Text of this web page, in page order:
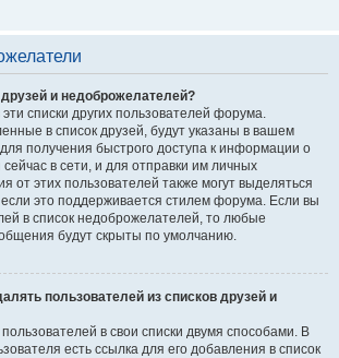
и недоброжелателей?
списки других пользователей форума.
в список друзей, будут указаны в вашем
получения быстрого доступа к информации о
в сети, и для отправки им личных
этих пользователей также могут выделяться
это поддерживается стилем форума. Если вы
в список недоброжелателей, то любые
будут скрыты по умолчанию.
пользователей из списков друзей и
в свои списки двумя способами. В
есть ссылка для его добавления в список